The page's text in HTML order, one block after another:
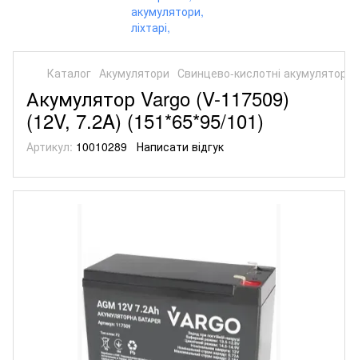
Каталог Акумулятори Свинцево-кислотні акумулятори
Акумулятор Vargo (V-117509)
(12V, 7.2A) (151*65*95/101)
Артикул: 10010289 Написати відгук